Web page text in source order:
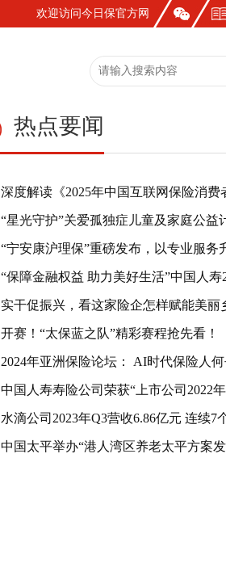
欢迎访问今日保官方网
热点要闻
深度解读《2025年中国互联网保险消费者洞察报告》：一张保单，照见国
“星光守护”关爱孤独症儿童及家庭公益计划在蓉
“宁安康沪理保”重磅发布，以专业服务升级上海市民
“保障金融权益 助力美好生活”中国人寿2025年金融教育宣传周活
实干促振兴，看这家险企怎样赋能美丽
开赛！“太保蓝之队”精彩赛程抢先看！
2024年亚洲保险论坛： AI时代保险人何去
中国人寿寿险公司荣获“上市公司2022年报业绩说明会最佳实
水滴公司2023年Q3营收6.86亿元 连续7个季度
中国太平举办“港人湾区养老太平方案发布会”暨“香港金融交易及服务有限公